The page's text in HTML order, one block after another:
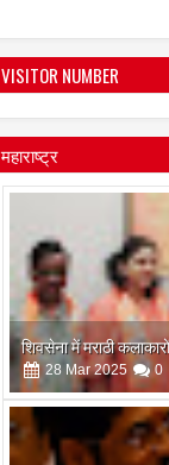
VISITOR NUMBER
महाराष्ट्र
शिवसेना में मराठी
28 Mar 2025 0